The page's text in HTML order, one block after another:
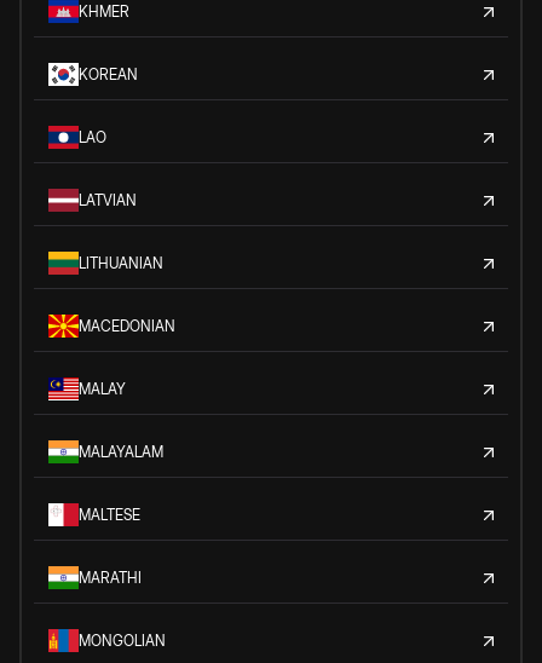
KHMER
KOREAN
LAO
LATVIAN
LITHUANIAN
MACEDONIAN
MALAY
MALAYALAM
MALTESE
MARATHI
MONGOLIAN